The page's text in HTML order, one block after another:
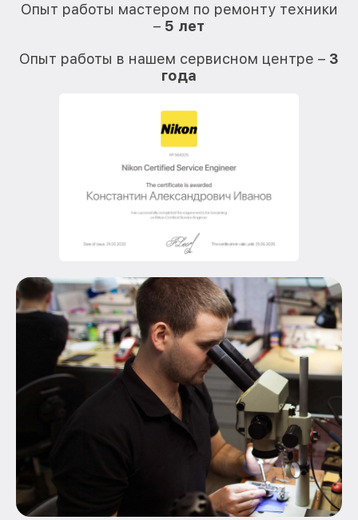
Опыт работы мастером по ремонту техники
– 5 лет
Опыт работы в нашем сервисном центре – 3
года